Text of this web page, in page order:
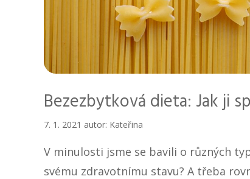
Bezezbytková dieta: Jak ji
7. 1. 2021 autor: Kateřina
V minulosti jsme se bavili o různých
svému zdravotnímu stavu? A třeba